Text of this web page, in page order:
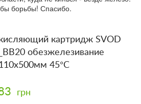
борьбы! Спасибо.
картридж SVOD
обезжелезивание
45°C
грн